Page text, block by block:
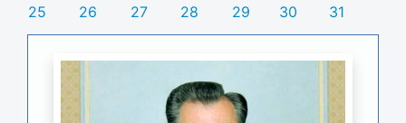
25 26 27 28 29 30 31